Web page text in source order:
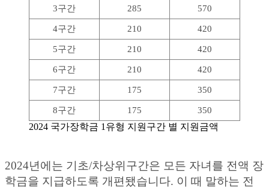
3구간 285 570
4구간 210 420
5구간 210 420
6구간 210 420
7구간 175 350
8구간 175 350
2024 국가장학금 1유형 지원구간 별 지원금액
2024년에는 기초/차상위구간은 모든 자녀를 전액 장
학금을 지급하도록 개편됐습니다. 이 때 말하는 전